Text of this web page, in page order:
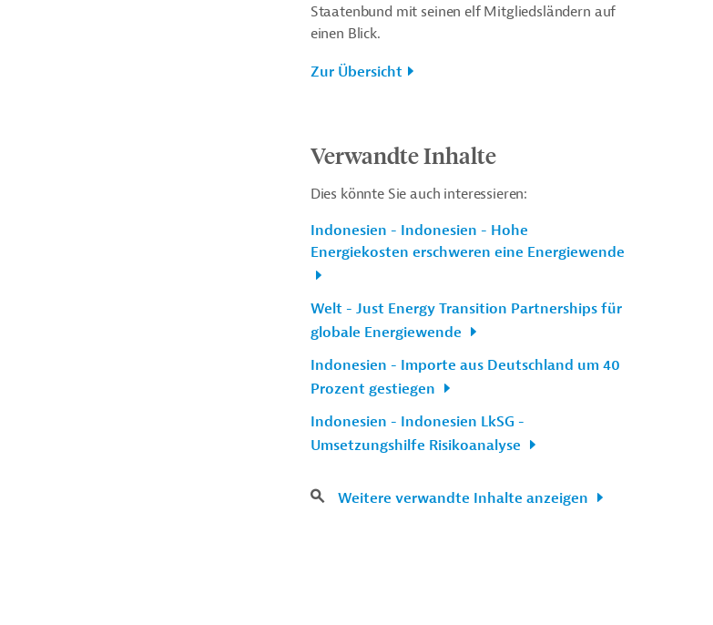
Staatenbund mit seinen elf Mitgliedsländern auf
einen Blick.
Zur Übersicht
Verwandte Inhalte
Dies könnte Sie auch interessieren:
Indonesien - Indonesien - Hohe
Energiekosten erschweren eine Energiewende
Welt - Just Energy Transition Partnerships für
globale Energiewende
Indonesien - Importe aus Deutschland um 40
Prozent gestiegen
Indonesien - Indonesien LkSG -
Umsetzungshilfe Risikoanalyse
Weitere verwandte Inhalte anzeigen